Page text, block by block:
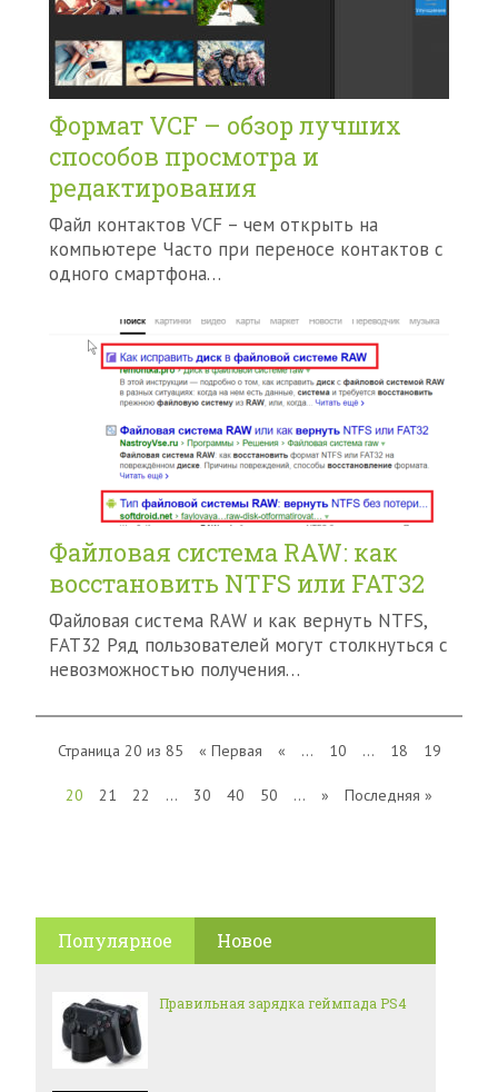
Формат VCF – обзор лучших
способов просмотра и
редактирования
Файл контактов VCF – чем открыть на
компьютере Часто при переносе контактов с
одного смартфона…
Файловая система RAW: как
восстановить NTFS или FAT32
Файловая система RAW и как вернуть NTFS,
FAT32 Ряд пользователей могут столкнуться c
невозможностью получения…
Страница 20 из 85 « Первая « ... 10 ... 18 19
20 21 22 ... 30 40 50 ... » Последняя »
Популярное Новое
Правильная зарядка геймпада PS4